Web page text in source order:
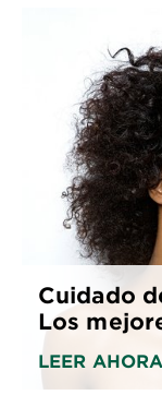
Cuidado
Los
LEER AHORA